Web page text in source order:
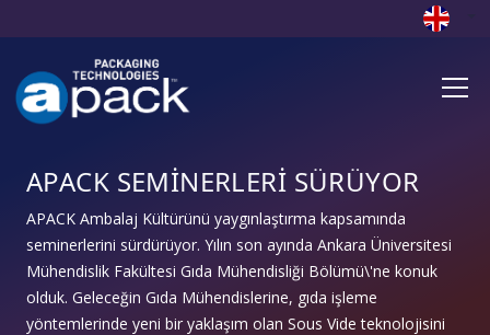
APACK SEMİNERLERİ SÜRÜYOR
APACK Ambalaj Kültürünü yaygınlaştırma kapsamında
seminerlerini sürdürüyor. Yılın son ayında Ankara Üniversitesi
Mühendislik Fakültesi Gıda Mühendisliği Bölümü\'ne konuk
olduk. Geleceğin Gıda Mühendislerine, gıda işleme
yöntemlerinde yeni bir yaklaşım olan Sous Vide teknolojisini